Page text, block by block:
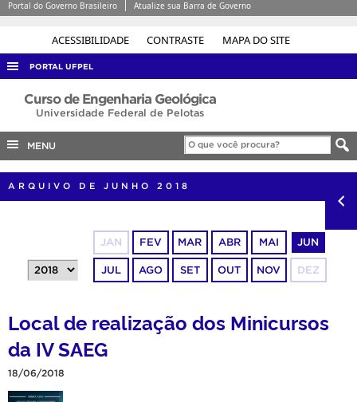
ACESSIBILIDADE CONTRASTE MAPA DO SITE
Portal do Governo Brasileiro Atualize sua Barra de Governo
PORTAL UFPEL
ACESSO À INFORMAÇÃO
COBALTO
CONCURSOS
EDITAIS
INTERNACIONAL
PORTARIAS
Curso de Engenharia Geológica
Universidade Federal de Pelotas
MENU
ARQUIVO DE JUNHO 2018
JAN FEV MAR ABR MAI JUN
JUL AGO SET OUT NOV DEZ
Local de realização dos Minicursos
da IV SAEG
18/06/2018